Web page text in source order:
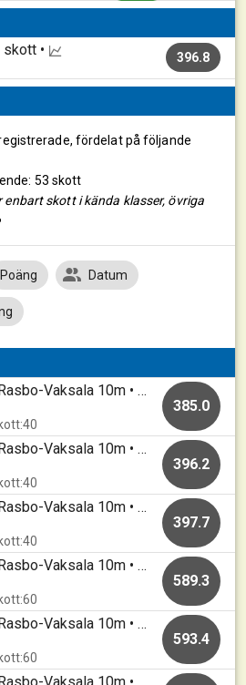
• 396.8
fördelat på följande
53 skott
enbart skott i kända klasser, övriga
Poäng Datum
Rasbo-Vaksala Skf • Rasbo-Vaksala 10m • 20250416
385.0
Rasbo-Vaksala Skf • Rasbo-Vaksala 10m • 20250410
396.2
Rasbo-Vaksala Skf • Rasbo-Vaksala 10m • 20250325
397.7
Rasbo-Vaksala Skf • Rasbo-Vaksala 10m • 20250325
589.3
Rasbo-Vaksala Skf • Rasbo-Vaksala 10m • 20250313
593.4